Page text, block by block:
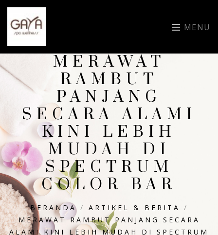
MENU
MERAWAT
RAMBUT
PANJANG
SECARA ALAMI
KINI LEBIH
MUDAH DI
SPECTRUM
COLOR BAR
BERANDA / ARTIKEL & BERITA
/
MERAWAT RAMBUT PANJANG SECARA
ALAMI KINI LEBIH MUDAH DI SPECTRUM